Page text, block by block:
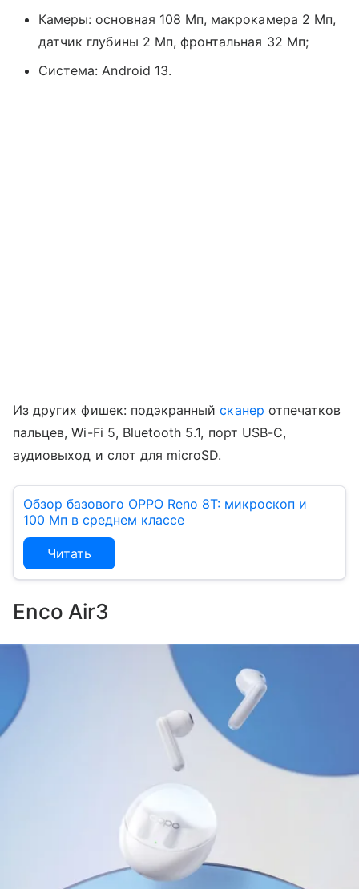
Камеры: основная 108 Мп, макрокамера 2 Мп,
датчик глубины 2 Мп, фронтальная 32 Мп;
Система: Android 13.
Из других фишек: подэкранныйсканер отпечатков
пальцев, Wi-Fi 5, Bluetooth 5.1, порт USB-C,
аудиовыход и слот для microSD.
Обзор базового OPPO Reno 8T: микроскоп и
100 Мп в среднем классе
Читать
Enco Air3